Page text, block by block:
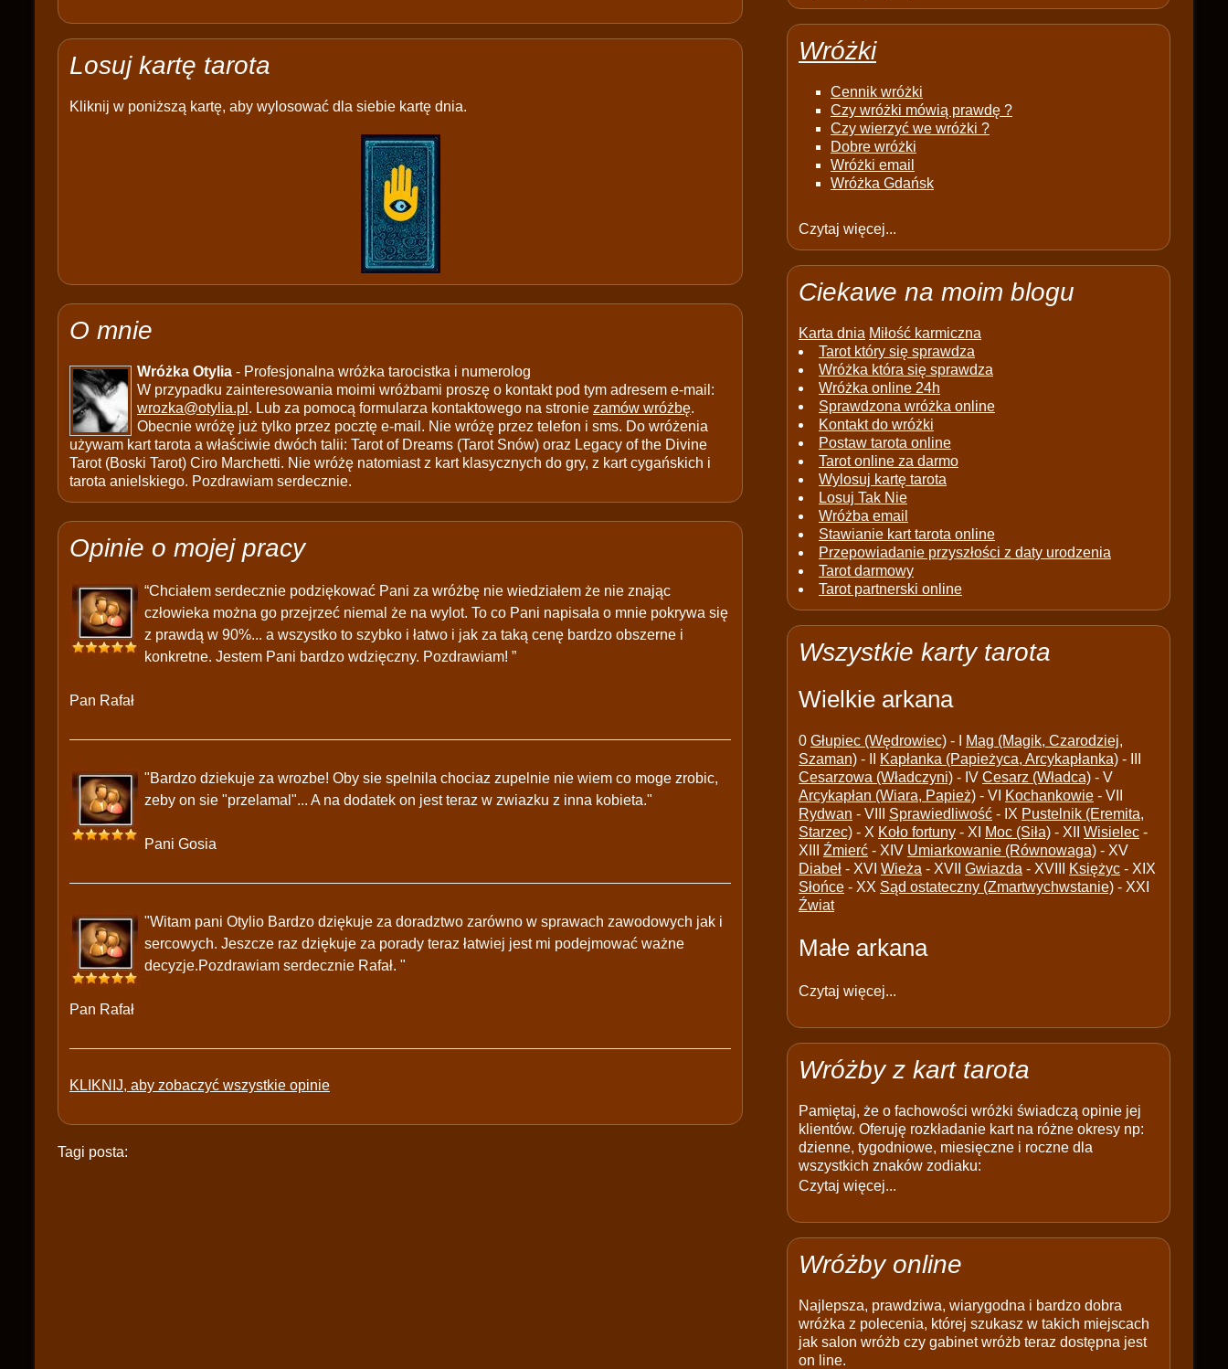
Losuj kartę tarota
Kliknij w poniższą kartę, aby wylosować dla siebie kartę dnia.
O mnie
Wróżka Otylia - Profesjonalna wróżka tarocistka i numerolog
W przypadku zainteresowania moimi wróżbami proszę o kontakt pod tym adresem e-mail:
wrozka@otylia.pl . Lub za pomocą formularza kontaktowego na stronie zamów wróżbę.
Obecnie wróżę już tylko przez pocztę e-mail. Nie wróżę przez telefon i sms. Do wróżenia
używam kart tarota a właściwie dwóch talii: Tarot of Dreams (Tarot Snów) oraz Legacy of the Divine
Tarot (Boski Tarot) Ciro Marchetti. Nie wróżę natomiast z kart klasycznych do gry, z kart cygańskich i
tarota anielskiego. Pozdrawiam serdecznie.
Opinie o mojej pracy
“Chciałem serdecznie podziękować Pani za wróżbę nie wiedziałem że nie znając
człowieka można go przejrzeć niemal że na wylot. To co Pani napisała o mnie pokrywa się
z prawdą w 90%... a wszystko to szybko i łatwo i jak za taką cenę bardzo obszerne i
konkretne. Jestem Pani bardzo wdzięczny. Pozdrawiam! ”
Pan Rafał
"Bardzo dziekuje za wrozbe! Oby sie spelnila chociaz zupelnie nie wiem co moge zrobic,
zeby on sie "przelamal"... A na dodatek on jest teraz w zwiazku z inna kobieta."
Pani Gosia
"Witam pani Otylio Bardzo dziękuje za doradztwo zarówno w sprawach zawodowych jak i
sercowych. Jeszcze raz dziękuje za porady teraz łatwiej jest mi podejmować ważne
decyzje.Pozdrawiam serdecznie Rafał. "
Pan Rafał
KLIKNIJ, aby zobaczyć wszystkie opinie
Tagi posta:
Wróżki
Cennik wróżki
Czy wróżki mówią prawdę ?
Czy wierzyć we wróżki ?
Dobre wróżki
Wróżki email
Wróżka Gdańsk
Czytaj więcej...
Ciekawe na moim blogu
Karta dnia Miłość karmiczna
Tarot który się sprawdza
Wróżka która się sprawdza
Wróżka online 24h
Sprawdzona wróżka online
Kontakt do wróżki
Postaw tarota online
Tarot online za darmo
Wylosuj kartę tarota
Losuj Tak Nie
Wróżba email
Stawianie kart tarota online
Przepowiadanie przyszłości z daty urodzenia
Tarot darmowy
Tarot partnerski online
Wszystkie karty tarota
Wielkie arkana
0 Głupiec (Wędrowiec) - I
Mag (Magik, Czarodziej,
Szaman) - II Kapłanka (Papieżyca, Arcykapłanka) - III
Cesarzowa (Władczyni) - IV Cesarz (Władca) - V
Arcykapłan (Wiara, Papież) - VI Kochankowie - VII
Rydwan - VIII Sprawiedliwość - IX Pustelnik (Eremita,
Starzec) - X Koło fortuny - XI Moc (Siła) - XII Wisielec -
XIII Źmierć - XIV Umiarkowanie (Równowaga) - XV
Diabeł - XVI Wieża - XVII Gwiazda - XVIII Księżyc - XIX
Słońce - XX Sąd ostateczny (Zmartwychwstanie) - XXI
Źwiat
Małe arkana
Czytaj więcej...
Wróżby z kart tarota
Pamiętaj, że o fachowości wróżki świadczą opinie jej
klientów. Oferuję rozkładanie kart na różne okresy np:
dzienne, tygodniowe, miesięczne i roczne dla
wszystkich znaków zodiaku:
Czytaj więcej...
Wróżby online
Najlepsza, prawdziwa, wiarygodna i bardzo dobra
wróżka z polecenia, której szukasz w takich miejscach
jak salon wróżb czy gabinet wróżb teraz dostępna jest
on line.